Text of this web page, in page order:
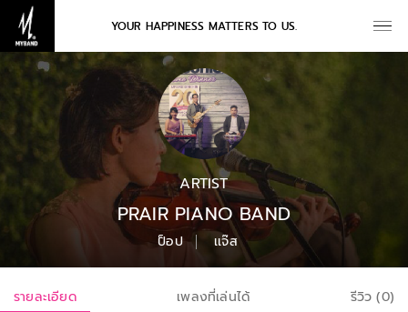
YOUR HAPPINESS MATTERS TO US.
ARTIST
PRAIR PIANO BAND
ป็อป เเจ๊ส
รายละเอียด เพลงที่เล่นได้ รีวิว (0)